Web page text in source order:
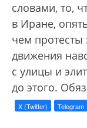
словами, то,
в Иране,
чем протесты
движения
с улицы и
до этого.
X (Twitter) Telegram